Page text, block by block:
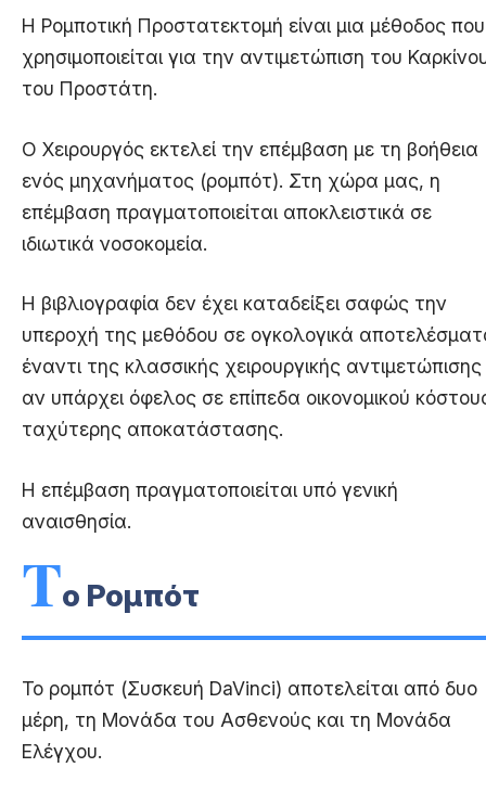
Η Ρομποτική Προστατεκτομή είναι μια μέθοδος που
χρησιμοποιείται για την αντιμετώπιση του
του Προστάτη.
Ο Χειρουργός εκτελεί την επέμβαση με τη βοήθεια
ενός μηχανήματος (ρομπότ). Στη χώρα μας, η
επέμβαση πραγματοποιείται αποκλειστικά σε
ιδιωτικά νοσοκομεία.
Η βιβλιογραφία δεν έχει καταδείξει σαφώς την
υπεροχή της μεθόδου σε ογκολογικά
έναντι της κλασσικής χειρουργικής
αν υπάρχει όφελος σε επίπεδα οικονομικού
ταχύτερης αποκατάστασης.
Η επέμβαση πραγματοποιείται υπό γενική
αναισθησία.
Το Ρομπότ
Το ρομπότ (Συσκευή DaVinci) αποτελείται από δυο
μέρη, τη Μονάδα του Ασθενούς και τη Μονάδα
Ελέγχου.